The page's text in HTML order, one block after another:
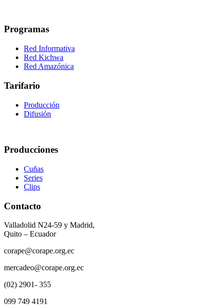
Programas
Red Informativa
Red Kichwa
Red Amazónica
Tarifario
Producción
Difusión
Producciones
Cuñas
Series
Clips
Contacto
Valladolid N24-59 y Madrid,
Quito – Ecuador
corape@corape.org.ec
mercadeo@corape.org.ec
(02) 2901- 355
099 749 4191